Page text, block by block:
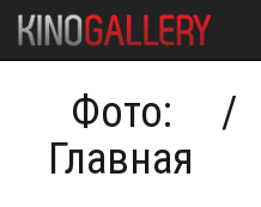
Фото:
Главная
/